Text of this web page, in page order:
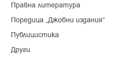
Правна литература
Поредица „Джобни издания“
Публицистика
Други